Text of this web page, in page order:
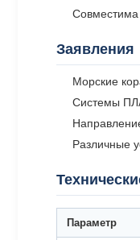
Совместима
Заявления
Морские
Системы
Различные
Параметр